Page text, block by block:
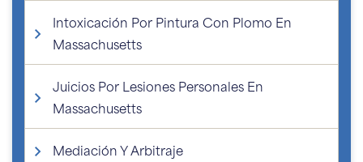
Intoxicación Por Pintura Con Plomo En
Massachusetts
Juicios Por Lesiones Personales En
Massachusetts
Mediación Y Arbitraje